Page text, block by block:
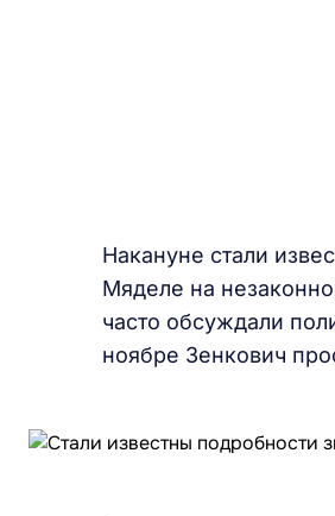
Накануне стали
Мяделе на
часто обсуждали
ноябре Зенкович